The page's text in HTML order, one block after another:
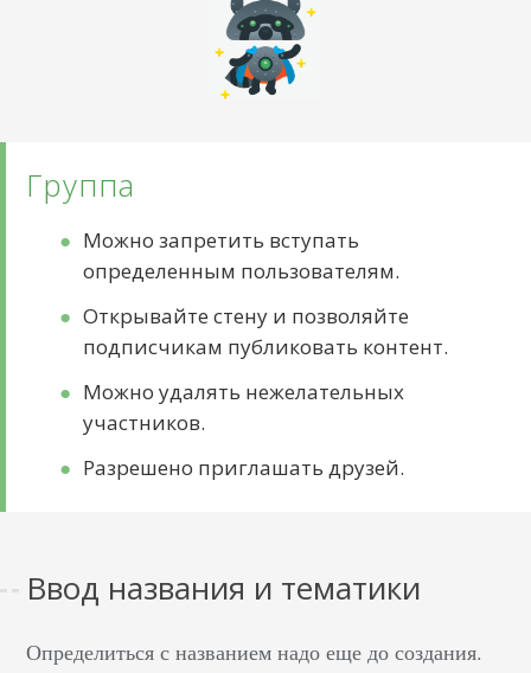
Группа
Можно запретить вступать
определенным пользователям.
Открывайте стену и позволяйте
подписчикам публиковать контент.
Можно удалять нежелательных
участников.
Разрешено приглашать друзей.
Ввод названия и тематики
Определиться с названием надо еще до создания.